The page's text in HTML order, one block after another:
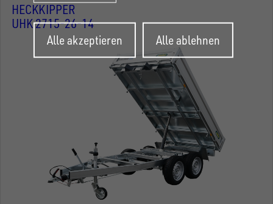
HECKKIPPER
UHK 2715-26-14
Alle akzeptieren
zurückziehen
Alle ablehnen